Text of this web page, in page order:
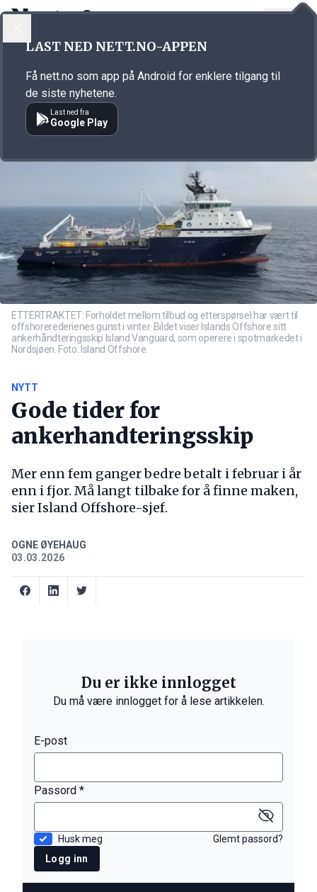
Annonsørinnhold
ETTERTRAKTET: Forholdet mellom tilbud og etterspørsel har vært til
offshorerederienes gunst i vinter. Bildet viser Islands Offshore sitt
ankerhåndteringsskip Island Vanguard, som operere i spotmarkedet i
Nordsjøen. Foto: Island Offshore.
NYTT
Gode tider for
ankerhandteringsskip
Mer enn fem ganger bedre betalt i februar i år
enn i fjor. Må langt tilbake for å finne maken,
sier Island Offshore-sjef.
OGNE ØYEHAUG
03.03.2026
Du er ikke innlogget
Du må være innlogget for å lese artikkelen.
E-post
Passord *
Husk meg
Glemt passord?
Logg inn
LAST NED NETT.NO-APPEN
Få nett.no som app på Android for enklere tilgang til
de siste nyhetene.
Last ned fra
Google Play